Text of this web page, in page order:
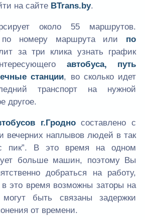
на сайте BTrans.by.
около 55 маршрутов.
по номеру маршрута или по
за три клика узнать график
автобуса, путь
станции, во сколько идет
транспорт на нужной
другое.
г.Гродносоставлено с
вечерних наплывов людей в так
пик”. В это время на одном
больше машин, поэтому Вы
добраться на работу,
это время возможны заторы на
быть связаны задержки
от времени.